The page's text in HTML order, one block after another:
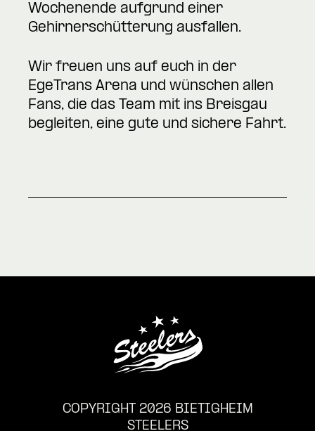
Wochenende aufgrund einer
Gehirnerschütterung ausfallen.
Wir freuen uns auf euch in der
EgeTrans Arena und wünschen allen
Fans, die das Team mit ins Breisgau
begleiten, eine gute und sichere Fahrt.
COPYRIGHT 2026 BIETIGHEIM
STEELERS